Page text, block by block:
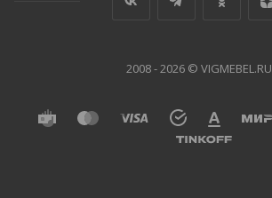
2008 - 2026 © VIGMEBEL.RU